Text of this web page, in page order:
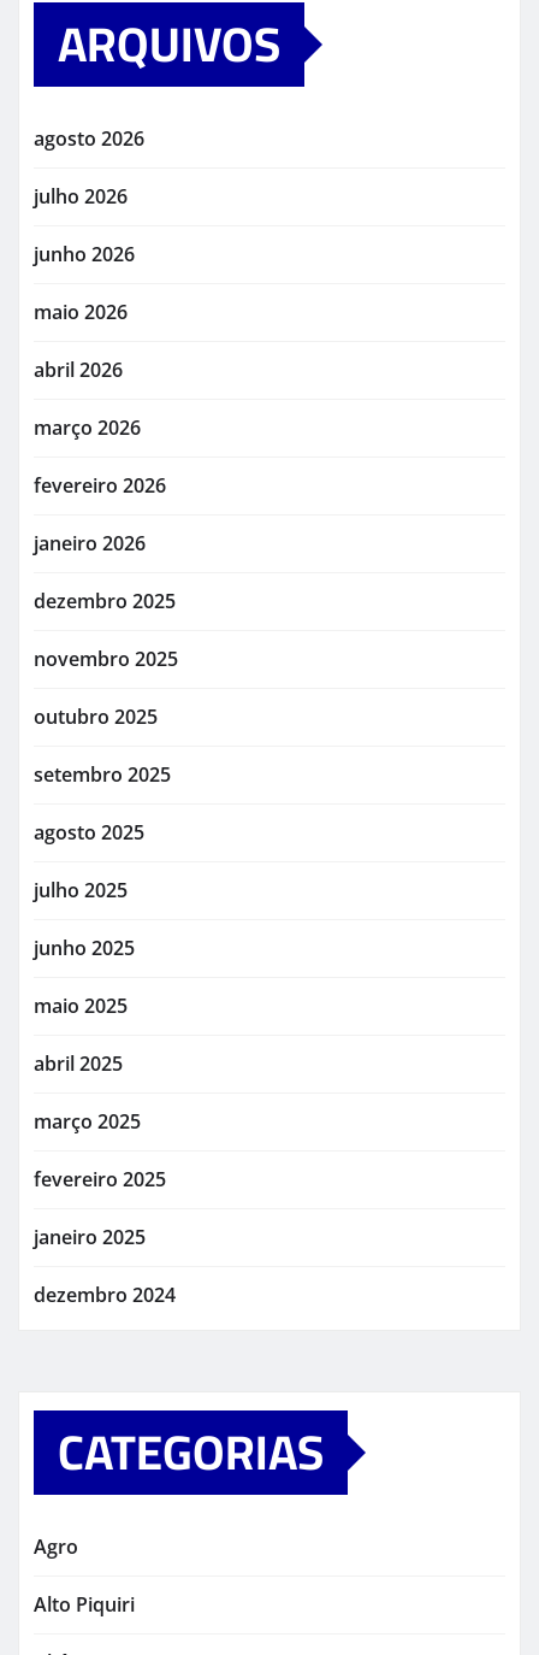
ARQUIVOS
agosto 2026
julho 2026
junho 2026
maio 2026
abril 2026
março 2026
fevereiro 2026
janeiro 2026
dezembro 2025
novembro 2025
outubro 2025
setembro 2025
agosto 2025
julho 2025
junho 2025
maio 2025
abril 2025
março 2025
fevereiro 2025
janeiro 2025
dezembro 2024
CATEGORIAS
Agro
Alto Piquiri